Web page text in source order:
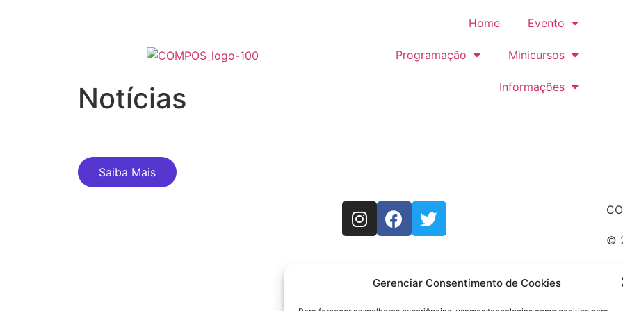
Gerenciar Consentimento de Cookies
Home Evento
Programação Minicursos
Informações
Notícias
Saiba Mais
©